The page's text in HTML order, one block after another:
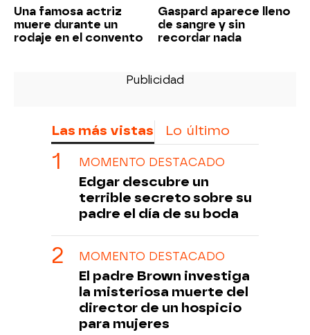
Una famosa actriz
muere durante un
rodaje en el convento
Gaspard aparece lleno
de sangre y sin
recordar nada
Las más vistas Lo último
MOMENTO DESTACADO
Edgar descubre un
terrible secreto sobre su
padre el día de su boda
MOMENTO DESTACADO
El padre Brown investiga
la misteriosa muerte del
director de un hospicio
para mujeres